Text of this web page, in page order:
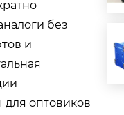
без
и
оптовиков